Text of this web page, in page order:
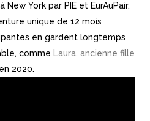
New York par PIE et EurAuPair,
unique de 12 mois
en gardent longtemps
comme Laura, ancienne fille
2020.